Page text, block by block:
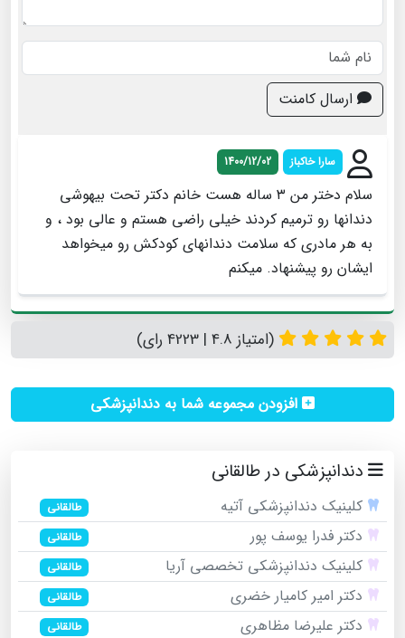
ارسال کامنت
سارا خاكباز 1400/12/02
سلام دختر من ٣ ساله هست خانم دكتر تحت بيهوشي
دندانها رو ترميم كردند خيلي راضي هستم و عالي بود ، و
به هر مادري كه سلامت دندانهاي كودكش رو ميخواهد
ايشان رو پيشنهاد. ميكنم
(امتیاز 4.8 | 4223 رای)
افزودن مجموعه شما به دندانپزشکی
دندانپزشکی در طالقانی
کلینیک دندانپزشکی آتیه طالقانی
دکتر فدرا یوسف پور طالقانی
کلینیک دندانپزشکی تخصصی آریا طالقانی
دکتر امیر کامیار خضری طالقانی
دکتر علیرضا مظاهری طالقانی